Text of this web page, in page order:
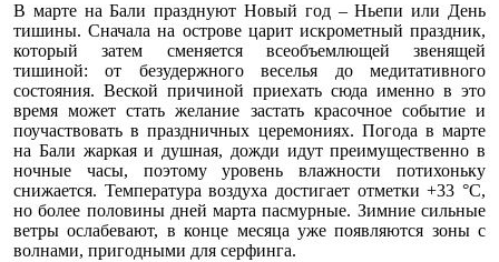
В марте на Бали празднуют Новый год – Ньепи или День
тишины. Сначала на острове царит искрометный праздник,
который затем сменяется всеобъемлющей звенящей
тишиной: от безудержного веселья до медитативного
состояния. Веской причиной приехать сюда именно в это
время может стать желание застать красочное событие и
поучаствовать в праздничных церемониях. Погода в марте
на Бали жаркая и душная, дожди идут преимущественно в
ночные часы, поэтому уровень влажности потихоньку
снижается. Температура воздуха достигает отметки +33 °С,
но более половины дней марта пасмурные. Зимние сильные
ветры ослабевают, в конце месяца уже появляются зоны с
волнами, пригодными для серфинга.